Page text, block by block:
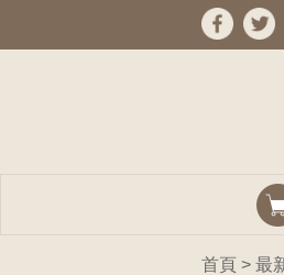
首頁 > 最